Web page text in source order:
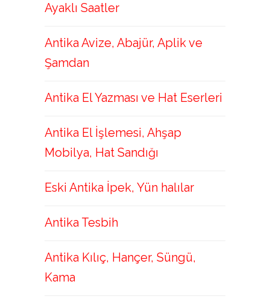
Ayaklı Saatler
Antika Avize, Abajür, Aplik ve
Şamdan
Antika El Yazması ve Hat Eserleri
Antika El İşlemesi, Ahşap
Mobilya, Hat Sandığı
Eski Antika İpek, Yün halılar
Antika Tesbih
Antika Kılıç, Hançer, Süngü,
Kama